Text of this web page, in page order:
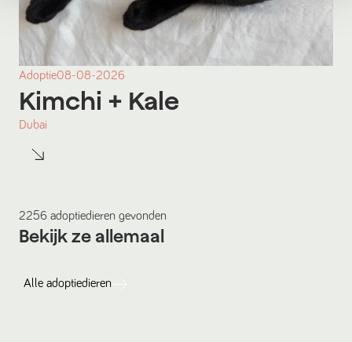
Adoptie08-08-2026
Kimchi + Kale
Dubai
2256 adoptiedieren gevonden
Bekijk ze allemaal
Alle adoptiedieren